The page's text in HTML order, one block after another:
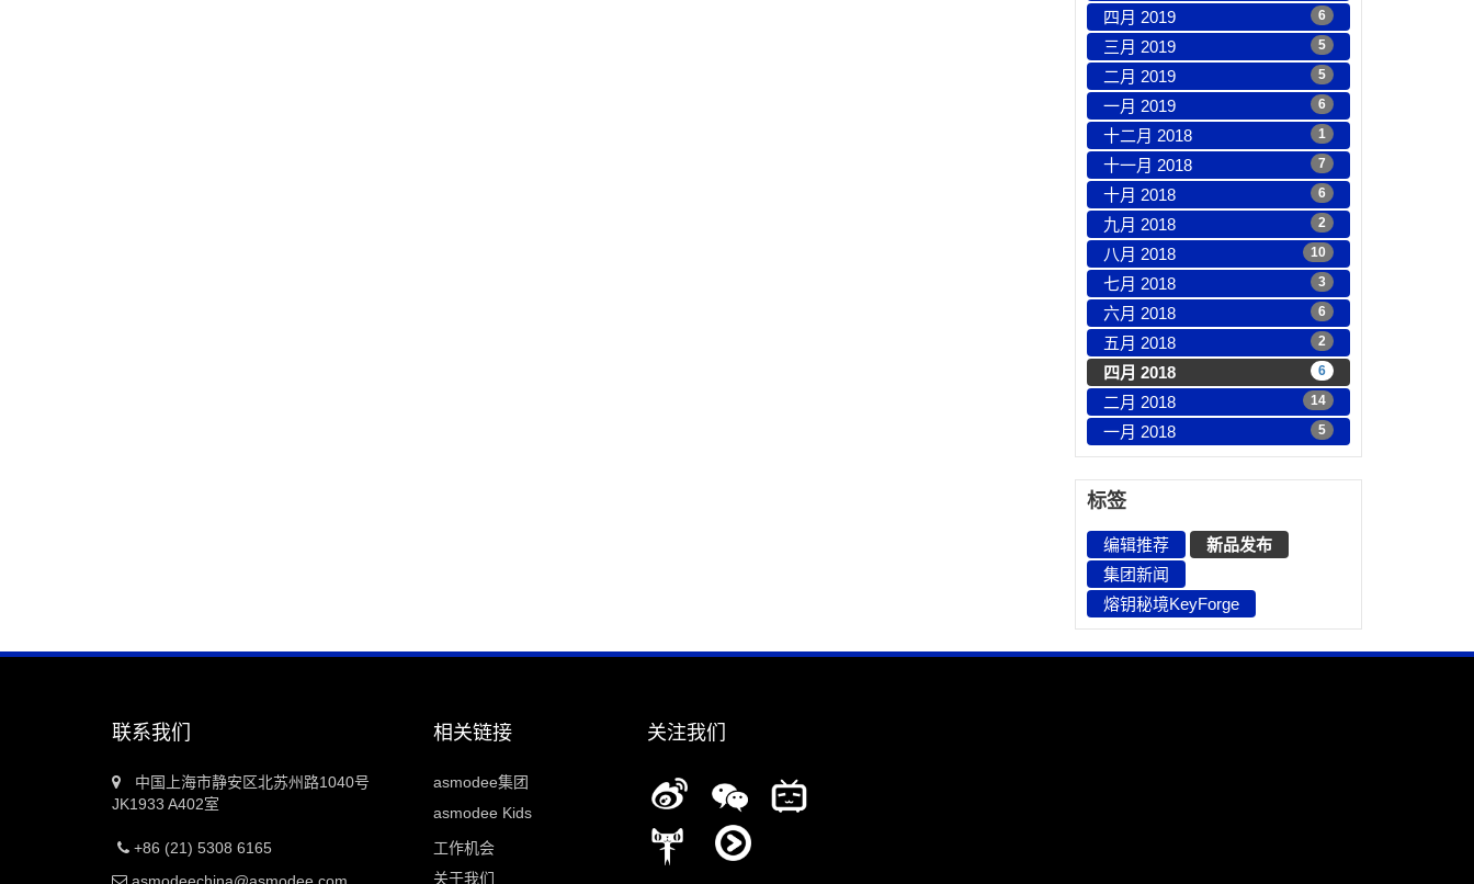
四月 2019 6
三月 2019 5
二月 2019 5
一月 2019 6
十二月 2018 1
十一月 2018 7
十月 2018 6
九月 2018 2
八月 2018 10
七月 2018 3
六月 2018 6
五月 2018 2
四月 2018 6
二月 2018 14
一月 2018 5
标签
编辑推荐
新品发布
集团新闻
熔钥秘境KeyForge
联系我们
中国上海市静安区北苏州路1040号
JK1933 A402室
+86 (21) 5308 6165
相关链接
asmodee集团
asmodee Kids
工作机会
关于我们
关注我们